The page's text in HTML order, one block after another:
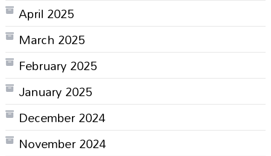
April 2025
March 2025
February 2025
January 2025
December 2024
November 2024